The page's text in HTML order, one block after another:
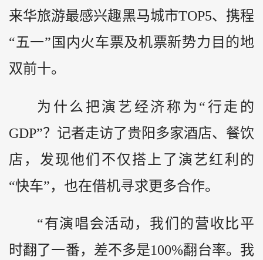
来华旅游最感兴趣黑马城市TOP5、携程
“五一”国内火车票及机票新势力目的地
双前十。
为什么把演艺经济称为“行走的
GDP”？记者走访了贵阳多家酒店、餐饮
店，发现他们不仅搭上了演艺红利的
“快车”，也在借机寻求更多合作。
“有演唱会活动，我们的营收比平
时翻了一番，差不多是100%翻台率。我